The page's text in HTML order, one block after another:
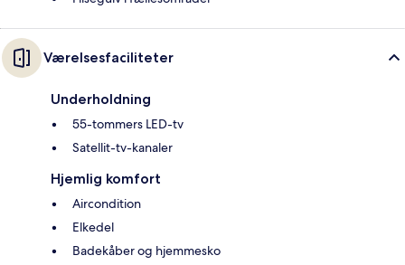
Værelsesfaciliteter
Underholdning
55-tommers LED-tv
Satellit-tv-kanaler
Hjemlig komfort
Aircondition
Elkedel
Badekåber og hjemmesko